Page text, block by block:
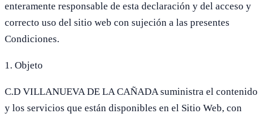
enteramente responsable de esta declaración y del acceso y
correcto uso del sitio web con sujeción a las presentes
Condiciones.
1. Objeto
C.D VILLANUEVA DE LA CAÑADA suministra el contenido
y los servicios que están disponibles en el Sitio Web, con